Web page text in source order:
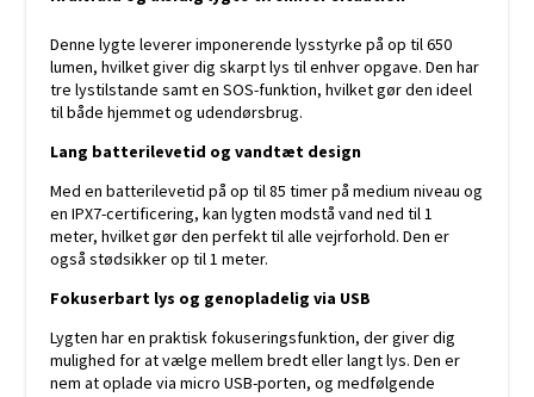
Denne lygte leverer imponerende lysstyrke på op til 650
lumen, hvilket giver dig skarpt lys til enhver opgave. Den har
tre lystilstande samt en SOS-funktion, hvilket gør den ideel
til både hjemmet og udendørsbrug.
Lang batterilevetid og vandtæt design
Med en batterilevetid på op til 85 timer på medium niveau og
en IPX7-certificering, kan lygten modstå vand ned til 1
meter, hvilket gør den perfekt til alle vejrforhold. Den er
også stødsikker op til 1 meter.
Fokuserbart lys og genopladelig via USB
Lygten har en praktisk fokuseringsfunktion, der giver dig
mulighed for at vælge mellem bredt eller langt lys. Den er
nem at oplade via micro USB-porten, og medfølgende